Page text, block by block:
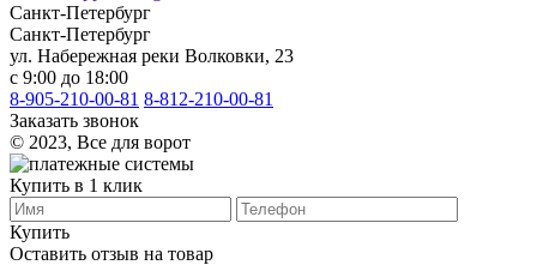
Санкт-Петербург
Санкт-Петербург
ул. Набережная реки Волковки, 23
с 9:00 до 18:00
8-905-210-00-81 8-812-210-00-81
Заказать звонок
©️ 2023, Все для ворот
Купить в 1 клик
Купить
Оставить отзыв на товар